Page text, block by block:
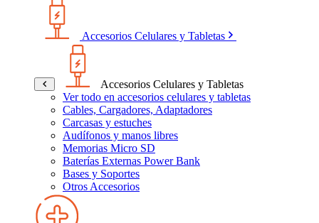
Accesorios Celulares y Tabletas
Accesorios Celulares y Tabletas
Ver todo en accesorios celulares y tabletas
Cables, Cargadores, Adaptadores
Carcasas y estuches
Audífonos y manos libres
Memorias Micro SD
Baterías Externas Power Bank
Bases y Soportes
Otros Accesorios